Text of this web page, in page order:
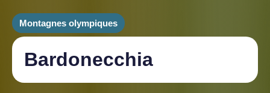
Montagnes olympiques
Bardonecchia